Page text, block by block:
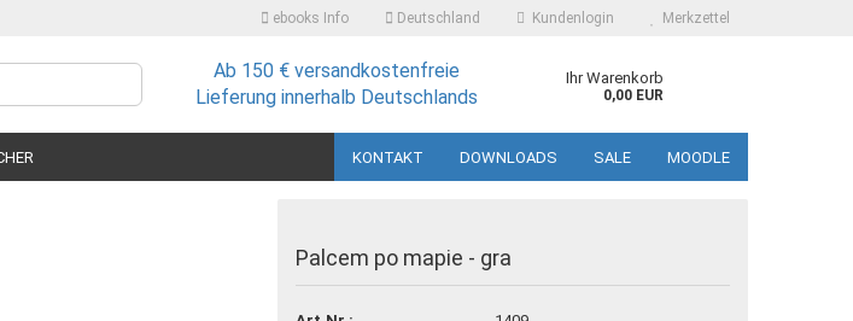
ebooks Info Deutschland
Lieferland
Kundenlogin Merkzettel
Ab 150 € versandkostenfreie
Lieferung innerhalb Deutschlands
Ihr Warenkorb
0,00 EUR
KONTAKT DOWNLOADS SALE MOODLE
Palcem po mapie - gra